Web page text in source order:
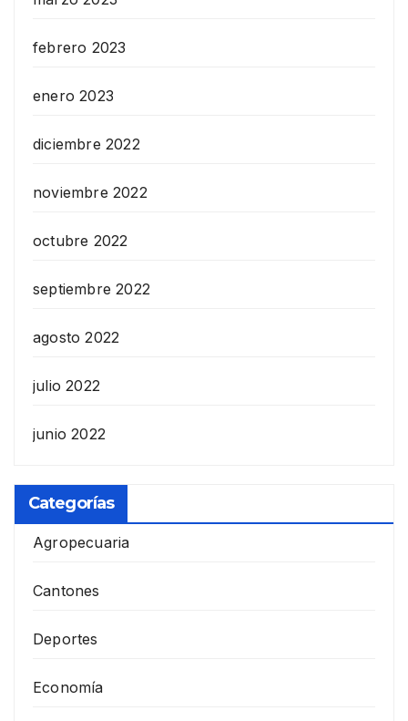
febrero 2023
enero 2023
diciembre 2022
noviembre 2022
octubre 2022
septiembre 2022
agosto 2022
julio 2022
junio 2022
Categorías
Agropecuaria
Cantones
Deportes
Economía